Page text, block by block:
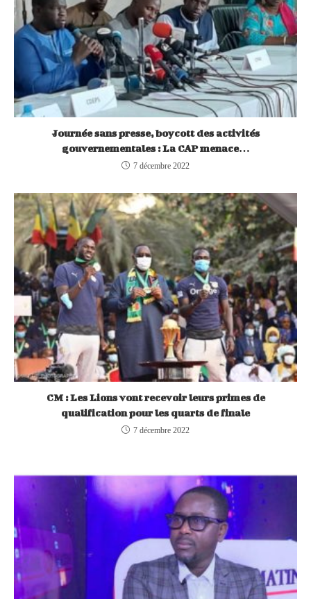
Journée sans presse, boycott des activités
gouvernementales : La CAP menace…
7 décembre 2022
CM : Les Lions vont recevoir leurs primes de
qualification pour les quarts de finale
7 décembre 2022